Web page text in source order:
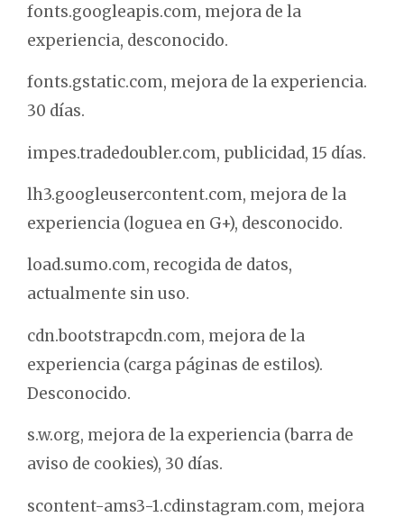
fonts.googleapis.com, mejora de la
experiencia, desconocido.
fonts.gstatic.com, mejora de la experiencia.
30 días.
impes.tradedoubler.com, publicidad, 15 días.
lh3.googleusercontent.com, mejora de la
experiencia (loguea en G+), desconocido.
load.sumo.com, recogida de datos,
actualmente sin uso.
cdn.bootstrapcdn.com, mejora de la
experiencia (carga páginas de estilos).
Desconocido.
s.w.org, mejora de la experiencia (barra de
aviso de cookies), 30 días.
scontent-ams3-1.cdinstagram.com, mejora